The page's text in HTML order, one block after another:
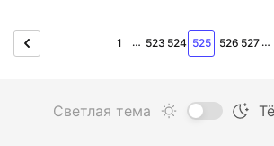
1 … 523 524 525 526 527 …